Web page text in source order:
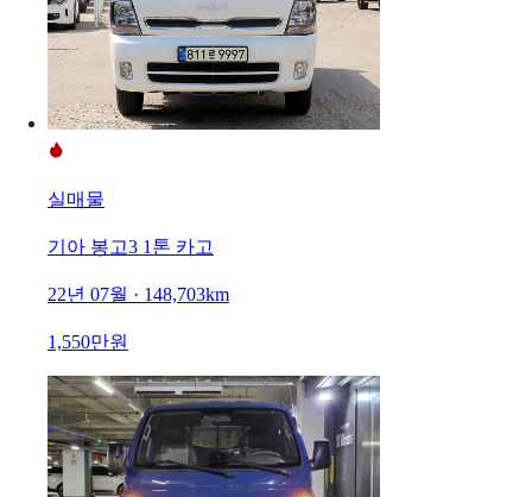
실매물
기아 봉고3 1톤 카고
22년 07월 · 148,703km
1,550만원